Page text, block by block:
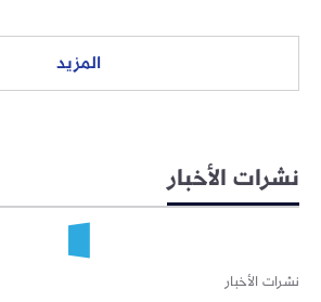
المزيد
نشرات الأخبار
نشرات الأخبار